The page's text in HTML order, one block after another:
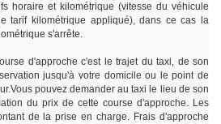
horaire et kilométrique (vitesse du véhicule
tarif kilométrique appliqué), dans ce cas la
s'arrête.
d'approche c'est le trajet du taxi, de son
jusqu'à votre domicile ou le point de
pouvez demander au taxi le lieu de son
du prix de cette course d'approche. Les
de la prise en charge. Frais d'approche